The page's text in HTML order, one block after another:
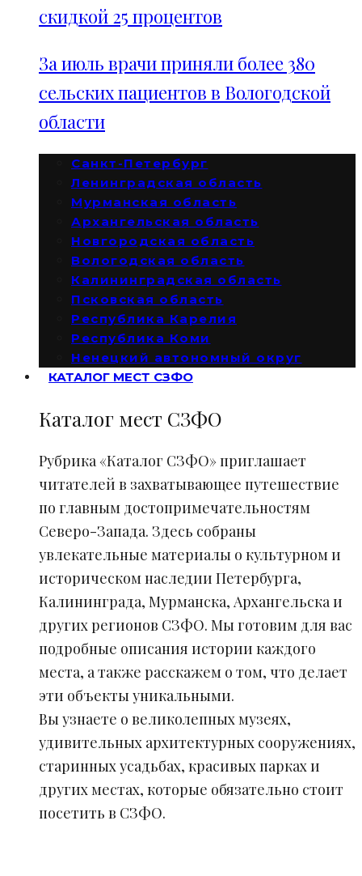
скидкой 25 процентов
За июль врачи приняли более 380
сельских пациентов в Вологодской
области
Санкт-Петербург
Ленинградская область
Мурманская область
Архангельская область
Новгородская область
Вологодская область
Калининградская область
Псковская область
Республика Карелия
Республика Коми
Ненецкий автономный округ
КАТАЛОГ МЕСТ СЗФО
Каталог мест СЗФО
Рубрика «Каталог СЗФО» приглашает
читателей в захватывающее путешествие
по главным достопримечательностям
Северо-Запада. Здесь собраны
увлекательные материалы о культурном и
историческом наследии Петербурга,
Калининграда, Мурманска, Архангельска и
других регионов СЗФО. Мы готовим для вас
подробные описания истории каждого
места, а также расскажем о том, что делает
эти объекты уникальными.
Вы узнаете о великолепных музеях,
удивительных архитектурных сооружениях,
старинных усадьбах, красивых парках и
других местах, которые обязательно стоит
посетить в СЗФО.